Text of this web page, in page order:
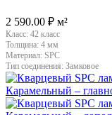
2 590.00 ₽ м²
Класс: 42 класс
Толщина: 4 мм
Материал: SPC
Тип соединения: Замковое